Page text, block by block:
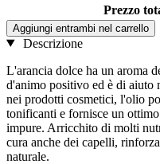
Prezzo
Aggiungi entrambi nel carrello
Descrizione
L'arancia dolce ha un aroma
d'animo positivo ed è di aiuto
nei prodotti cosmetici, l'olio
tonificanti e fornisce un
impure. Arricchito di molti
cura anche dei capelli,
naturale.